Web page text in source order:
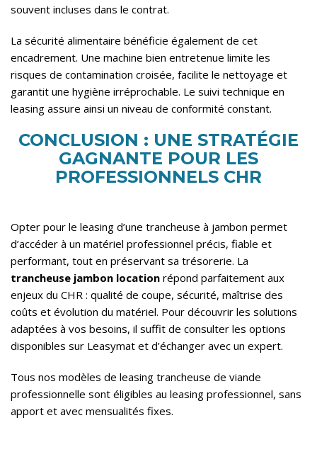
souvent incluses dans le contrat.
La sécurité alimentaire bénéficie également de cet
encadrement. Une machine bien entretenue limite les
risques de contamination croisée, facilite le nettoyage et
garantit une hygiène irréprochable. Le suivi technique en
leasing assure ainsi un niveau de conformité constant.
CONCLUSION : UNE STRATÉGIE
GAGNANTE POUR LES
PROFESSIONNELS CHR
Opter pour le leasing d’une trancheuse à jambon permet
d’accéder à un matériel professionnel précis, fiable et
performant, tout en préservant sa trésorerie. La
trancheuse jambon location répond parfaitement aux
enjeux du CHR : qualité de coupe, sécurité, maîtrise des
coûts et évolution du matériel. Pour découvrir les solutions
adaptées à vos besoins, il suffit de consulter les options
disponibles sur Leasymat et d’échanger avec un expert.
Tous nos modèles de leasing trancheuse de viande
professionnelle sont éligibles au leasing professionnel, sans
apport et avec mensualités fixes.